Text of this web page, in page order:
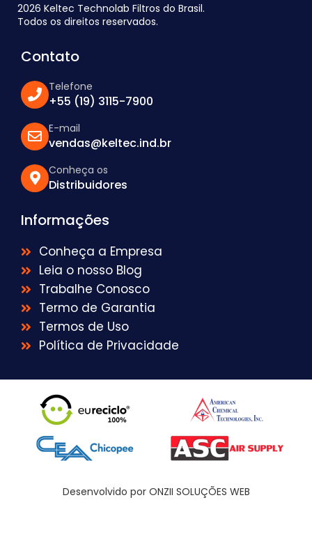
2026 Keltec Technolab Filtros do Brasil.
Todos os direitos reservados.
Contato
Telefone
+55 (19) 3115-7900
E-mail
vendas@keltec.ind.br
Conheça os
Distribuidores
Informações
Conheça a Empresa
Leia o nosso Blog
Trabalhe Conosco
Termo de Garantia
Termos de Uso
Política de Privacidade
Desenvolvido por ONZII SOLUÇÕES WEB